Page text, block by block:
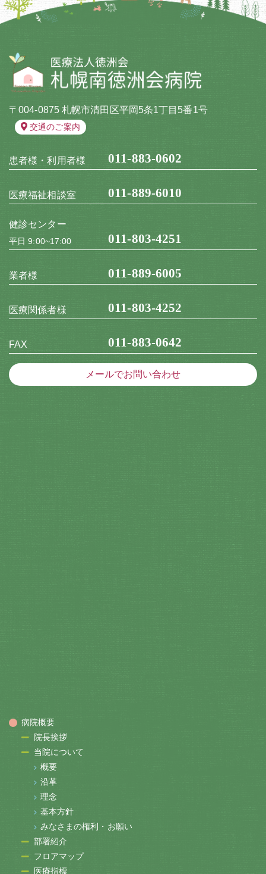
〒004-0875 札幌市清田区平岡5条1丁目5番1号
交通のご案内
患者様・利用者様 011-883-0602
医療福祉相談室 011-889-6010
健診センター
平日 9:00~17:00 011-803-4251
業者様 011-889-6005
医療関係者様 011-803-4252
FAX 011-883-0642
メールでお問い合わせ
病院概要
院長挨拶
当院について
概要
沿革
理念
基本方針
みなさまの権利・お願い
部署紹介
フロアマップ
医療指標